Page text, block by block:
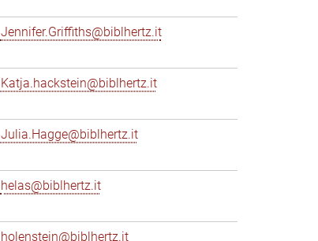
Jennifer.Griffiths@biblhertz.it
Katja.hackstein@biblhertz.it
Julia.Hagge@biblhertz.it
helas@biblhertz.it
holenstein@biblhertz.it